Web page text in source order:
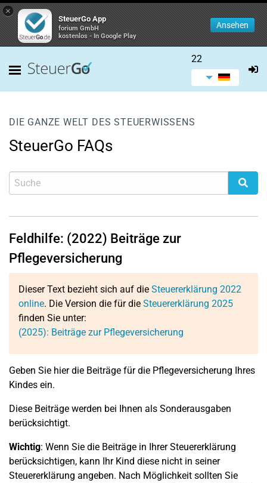
×
SteuerGo App
forium GmbH
kostenlos - In Google Play
Ansehen
22
DIE GANZE WELT DES STEUERWISSENS
SteuerGo FAQs
Feldhilfe: (2022) Beiträge zur
Pflegeversicherung
Dieser Text bezieht sich auf die Steuererklärung 2022
online. Die Version die für die Steuererklärung 2025
finden Sie unter:
(2025): Beiträge zur Pflegeversicherung
Geben Sie hier die Beiträge für die Pflegeversicherung Ihres
Kindes ein.
Diese Beiträge werden bei Ihnen als Sonderausgaben
berücksichtigt.
Wichtig: Wenn Sie die Beiträge in Ihrer Steuererklärung
berücksichtigen, kann Ihr Kind diese nicht in seiner
Steuererklärung angeben. Nach Möglichkeit sollten Sie